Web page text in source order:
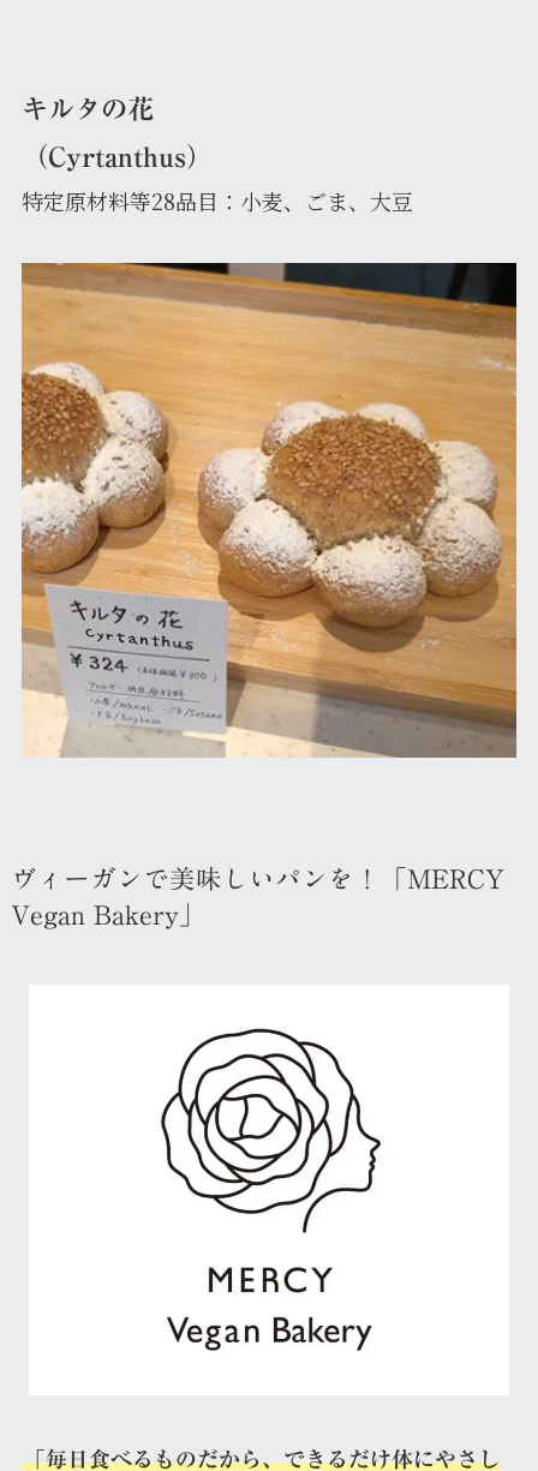
キルタの花
（Cyrtanthus）
特定原材料等28品目：小麦、ごま、大豆
ヴィーガンで美味しいパンを！「MERCY
Vegan Bakery」
「毎日食べるものだから、できるだけ体にやさし